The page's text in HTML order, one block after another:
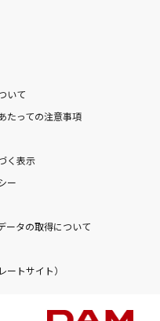
いて
たっての注意事項
く表示
ー
ータの取得について
ートサイト）